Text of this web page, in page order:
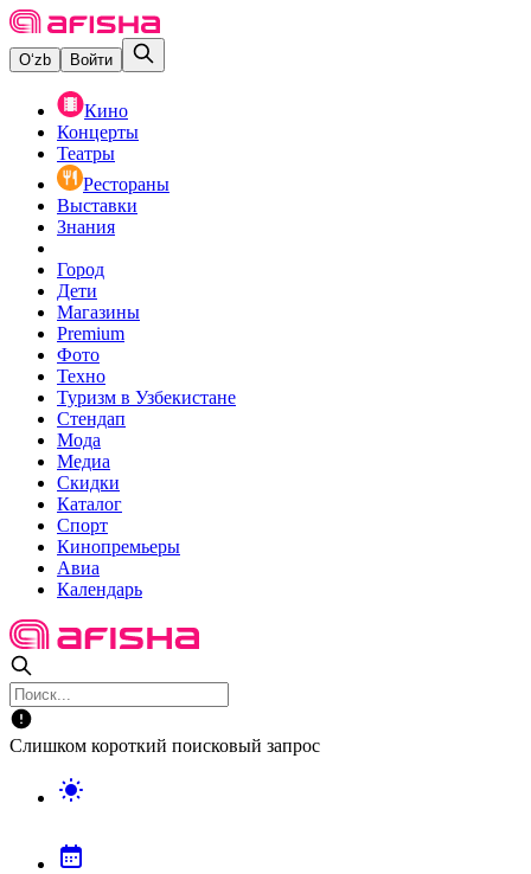
O‘zb Войти
Кино
Концерты
Театры
Рестораны
Выставки
Знания
Город
Дети
Магазины
Premium
Фото
Техно
Туризм в Узбекистане
Стендап
Мода
Медиа
Скидки
Каталог
Спорт
Кинопремьеры
Авиа
Календарь
Слишком короткий поисковый запрос